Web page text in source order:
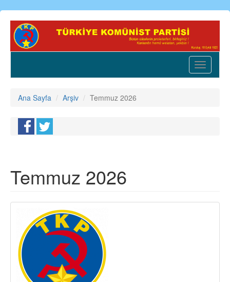
Ana
içeriğe
Toggle
Ana Sayfa Arşiv Temmuz 2026
Temmuz 2026